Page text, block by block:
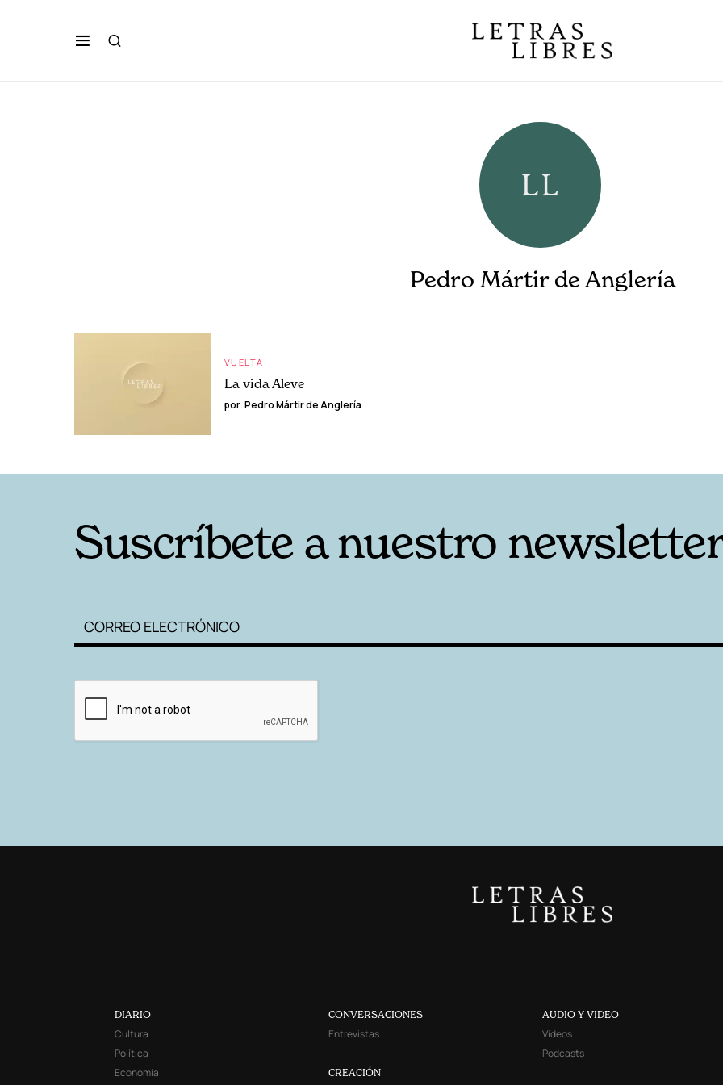
Pedro Mártir de Anglería
VUELTA
La vida Aleve
por Pedro Mártir de Anglería
Suscríbete a nuestro
DIARIO
Cultura
Política
Economía
CONVERSACIONES
Entrevistas
CREACIÓN
AUDIO Y VIDEO
Videos
Podcasts